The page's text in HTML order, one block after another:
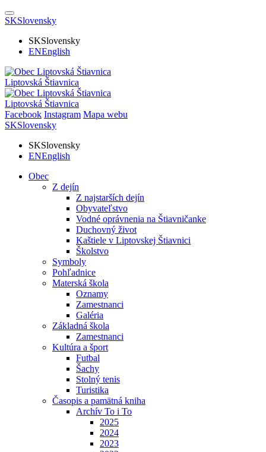
SKSlovensky
SKSlovensky
ENEnglish
Liptovská Štiavnica
Liptovská Štiavnica
Facebook Instagram Mapa webu
SKSlovensky
SKSlovensky
ENEnglish
Obec
Z dejín
Z najstarších dejín
Obyvateľstvo
Vodné oprávnenia na Štiavničanke
Duchovný život
Kaštiele v Liptovskej Štiavnici
Školstvo
Symboly
Pohľadnice
Materská škola
Oznamy
Zamestnanci
Galéria
Základná škola
Zamestnanci
Kultúra a šport
Futbal
Šachy
Stolný tenis
Turistika
Časopis a pamätná kniha
Archív To i To
2025
2024
2023